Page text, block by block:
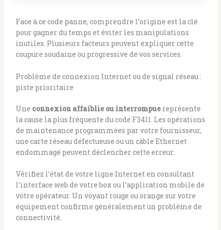
Face à ce code panne, comprendre l’origine est la clé
pour gagner du temps et éviter les manipulations
inutiles. Plusieurs facteurs peuvent expliquer cette
coupure soudaine ou progressive de vos services.
Problème de connexion Internet ou de signal réseau :
piste prioritaire
Une connexion affaiblie ou interrompuereprésente
la cause la plus fréquente du code F3411. Les opérations
de maintenance programmées par votre fournisseur,
une carte réseau défectueuse ou un câble Ethernet
endommagé peuvent déclencher cette erreur.
Vérifiez l’état de votre ligne Internet en consultant
l’interface web de votre box ou l’application mobile de
votre opérateur. Un voyant rouge ou orange sur votre
équipement confirme généralement un problème de
connectivité.